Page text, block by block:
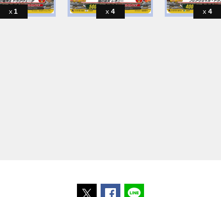
1 4 4
ポストするFacebookでシェアする